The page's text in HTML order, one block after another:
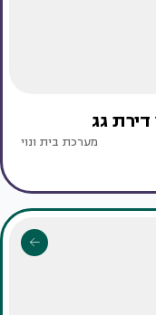
גג
מערכת בית ונוי